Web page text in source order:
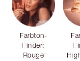
Farbton-
Finder:
Rouge